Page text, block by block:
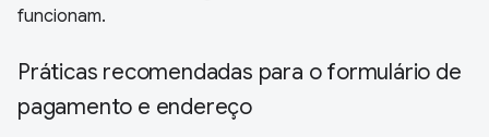
funcionam.
Práticas recomendadas para o formulário de
pagamento e endereço